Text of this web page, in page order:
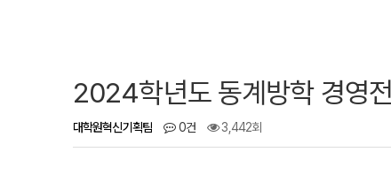
2024학년도 동계방학 경영
대학원혁신기획팀 0건 3,442회